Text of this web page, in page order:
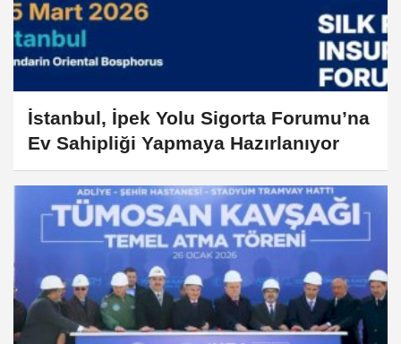
İstanbul, İpek Yolu Sigorta Forumu’na
Ev Sahipliği Yapmaya Hazırlanıyor